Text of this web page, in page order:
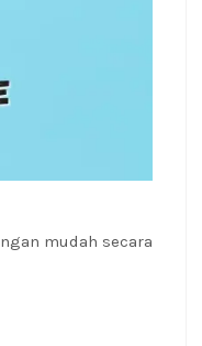
mudah secara